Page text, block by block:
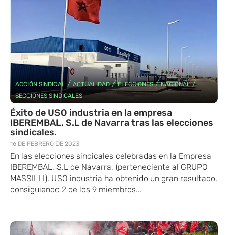
ACCIÓN SINDICAL /ACTUALIDAD/ELECCIONES/NACIONAL/
SECCIONES SINDICALES
Éxito de USO industria en la empresa
IBEREMBAL, S.L de Navarra tras las elecciones
sindicales.
16 DE FEBRERO DE 2023
En las elecciones sindicales celebradas en la Empresa
IBEREMBAL, S.L de Navarra, (perteneciente al GRUPO
MASSILLI), USO industria ha obtenido un gran resultado,
consiguiendo 2 de los 9 miembros...